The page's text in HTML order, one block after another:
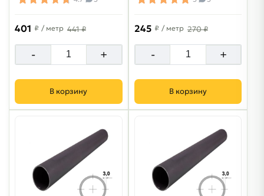
401 ₽ / метр 441 ₽
- +
В корзину
245 ₽ / метр 270 ₽
- +
В корзину